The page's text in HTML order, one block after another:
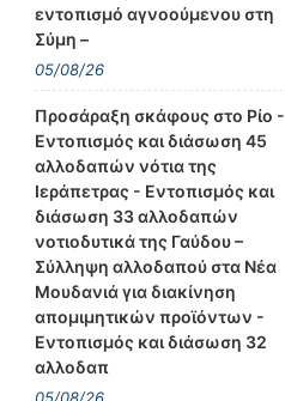
εντοπισμό αγνοούμενου στη
Σύμη –
05/08/26
Προσάραξη σκάφους στο Ρίο -
Εντοπισμός και διάσωση 45
αλλοδαπών νότια της
Ιεράπετρας - Εντοπισμός και
διάσωση 33 αλλοδαπών
νοτιοδυτικά της Γαύδου –
Σύλληψη αλλοδαπού στα Νέα
Μουδανιά για διακίνηση
απομιμητικών προϊόντων -
Εντοπισμός και διάσωση 32
αλλοδαπ